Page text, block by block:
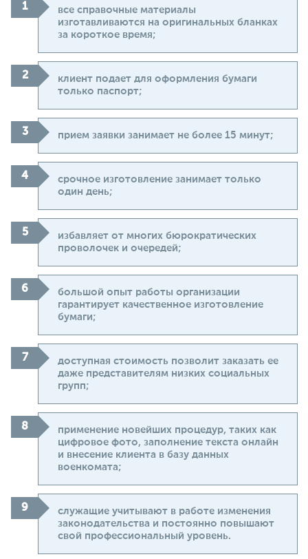
все справочные материалы
изготавливаются на оригинальных бланках
за короткое время;
клиент подает для оформления бумаги
только паспорт;
прием заявки занимает не более 15 минут;
срочное изготовление занимает только
один день;
избавляет от многих бюрократических
проволочек и очередей;
большой опыт работы организации
гарантирует качественное изготовление
бумаги;
доступная стоимость позволит заказать ее
даже представителям низких социальных
групп;
применение новейших процедур, таких как
цифровое фото, заполнение текста онлайн
и внесение клиента в базу данных
военкомата;
служащие учитывают в работе изменения
законодательства и постоянно повышают
свой профессиональный уровень.